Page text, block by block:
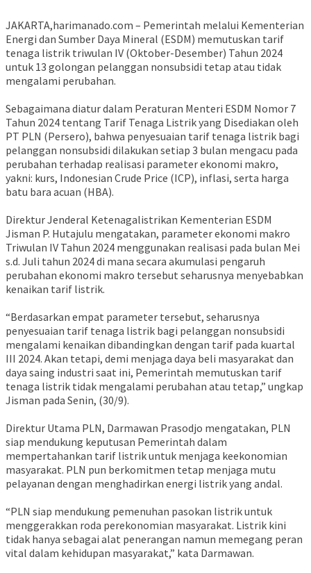
JAKARTA,harimanado.com – Pemerintah melalui Kementerian
Energi dan Sumber Daya Mineral (ESDM) memutuskan tarif
tenaga listrik triwulan IV (Oktober-Desember) Tahun 2024
untuk 13 golongan pelanggan nonsubsidi tetap atau tidak
mengalami perubahan.
Sebagaimana diatur dalam Peraturan Menteri ESDM Nomor 7
Tahun 2024 tentang Tarif Tenaga Listrik yang Disediakan oleh
PT PLN (Persero), bahwa penyesuaian tarif tenaga listrik bagi
pelanggan nonsubsidi dilakukan setiap 3 bulan mengacu pada
perubahan terhadap realisasi parameter ekonomi makro,
yakni: kurs, Indonesian Crude Price (ICP), inflasi, serta harga
batu bara acuan (HBA).
Direktur Jenderal Ketenagalistrikan Kementerian ESDM
Jisman P. Hutajulu mengatakan, parameter ekonomi makro
Triwulan IV Tahun 2024 menggunakan realisasi pada bulan Mei
s.d. Juli tahun 2024 di mana secara akumulasi pengaruh
perubahan ekonomi makro tersebut seharusnya menyebabkan
kenaikan tarif listrik.
“Berdasarkan empat parameter tersebut, seharusnya
penyesuaian tarif tenaga listrik bagi pelanggan nonsubsidi
mengalami kenaikan dibandingkan dengan tarif pada kuartal
III 2024. Akan tetapi, demi menjaga daya beli masyarakat dan
daya saing industri saat ini, Pemerintah memutuskan tarif
tenaga listrik tidak mengalami perubahan atau tetap,” ungkap
Jisman pada Senin, (30/9).
Direktur Utama PLN, Darmawan Prasodjo mengatakan, PLN
siap mendukung keputusan Pemerintah dalam
mempertahankan tarif listrik untuk menjaga keekonomian
masyarakat. PLN pun berkomitmen tetap menjaga mutu
pelayanan dengan menghadirkan energi listrik yang andal.
“PLN siap mendukung pemenuhan pasokan listrik untuk
menggerakkan roda perekonomian masyarakat. Listrik kini
tidak hanya sebagai alat penerangan namun memegang peran
vital dalam kehidupan masyarakat,” kata Darmawan.